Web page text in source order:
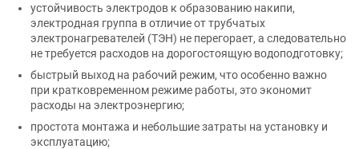
устойчивость электродов к образованию накипи,
электродная группа в отличие от трубчатых
электронагревателей (ТЭН) не перегорает, а следовательно
не требуется расходов на дорогостоящую водоподготовку;
быстрый выход на рабочий режим, что особенно важно
при кратковременном режиме работы, это экономит
расходы на электроэнергию;
простота монтажа и небольшие затраты на установку и
эксплуатацию;